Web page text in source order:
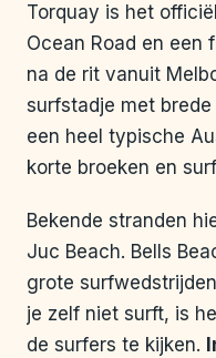
Torquay is het
Ocean Road en een
na de rit vanuit
surfstadje met
een heel typische
korte broeken en
Bekende stranden
Juc Beach. Bells
grote
je zelf niet surft, is
de surfers te kijken.